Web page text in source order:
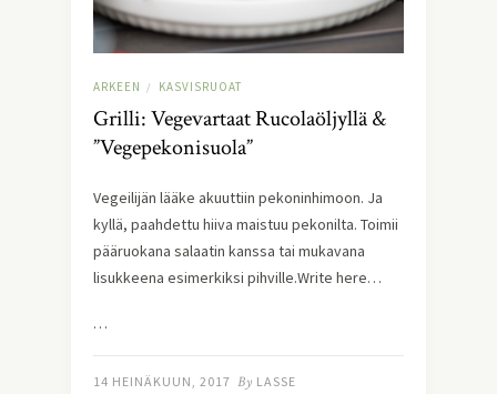
ARKEEN / KASVISRUOAT
Grilli: Vegevartaat Rucolaöljyllä &
”Vegepekonisuola”
Vegeilijän lääke akuuttiin pekoninhimoon. Ja
kyllä, paahdettu hiiva maistuu pekonilta. Toimii
pääruokana salaatin kanssa tai mukavana
lisukkeena esimerkiksi pihville.Write here…
…
14 HEINÄKUUN, 2017 By LASSE